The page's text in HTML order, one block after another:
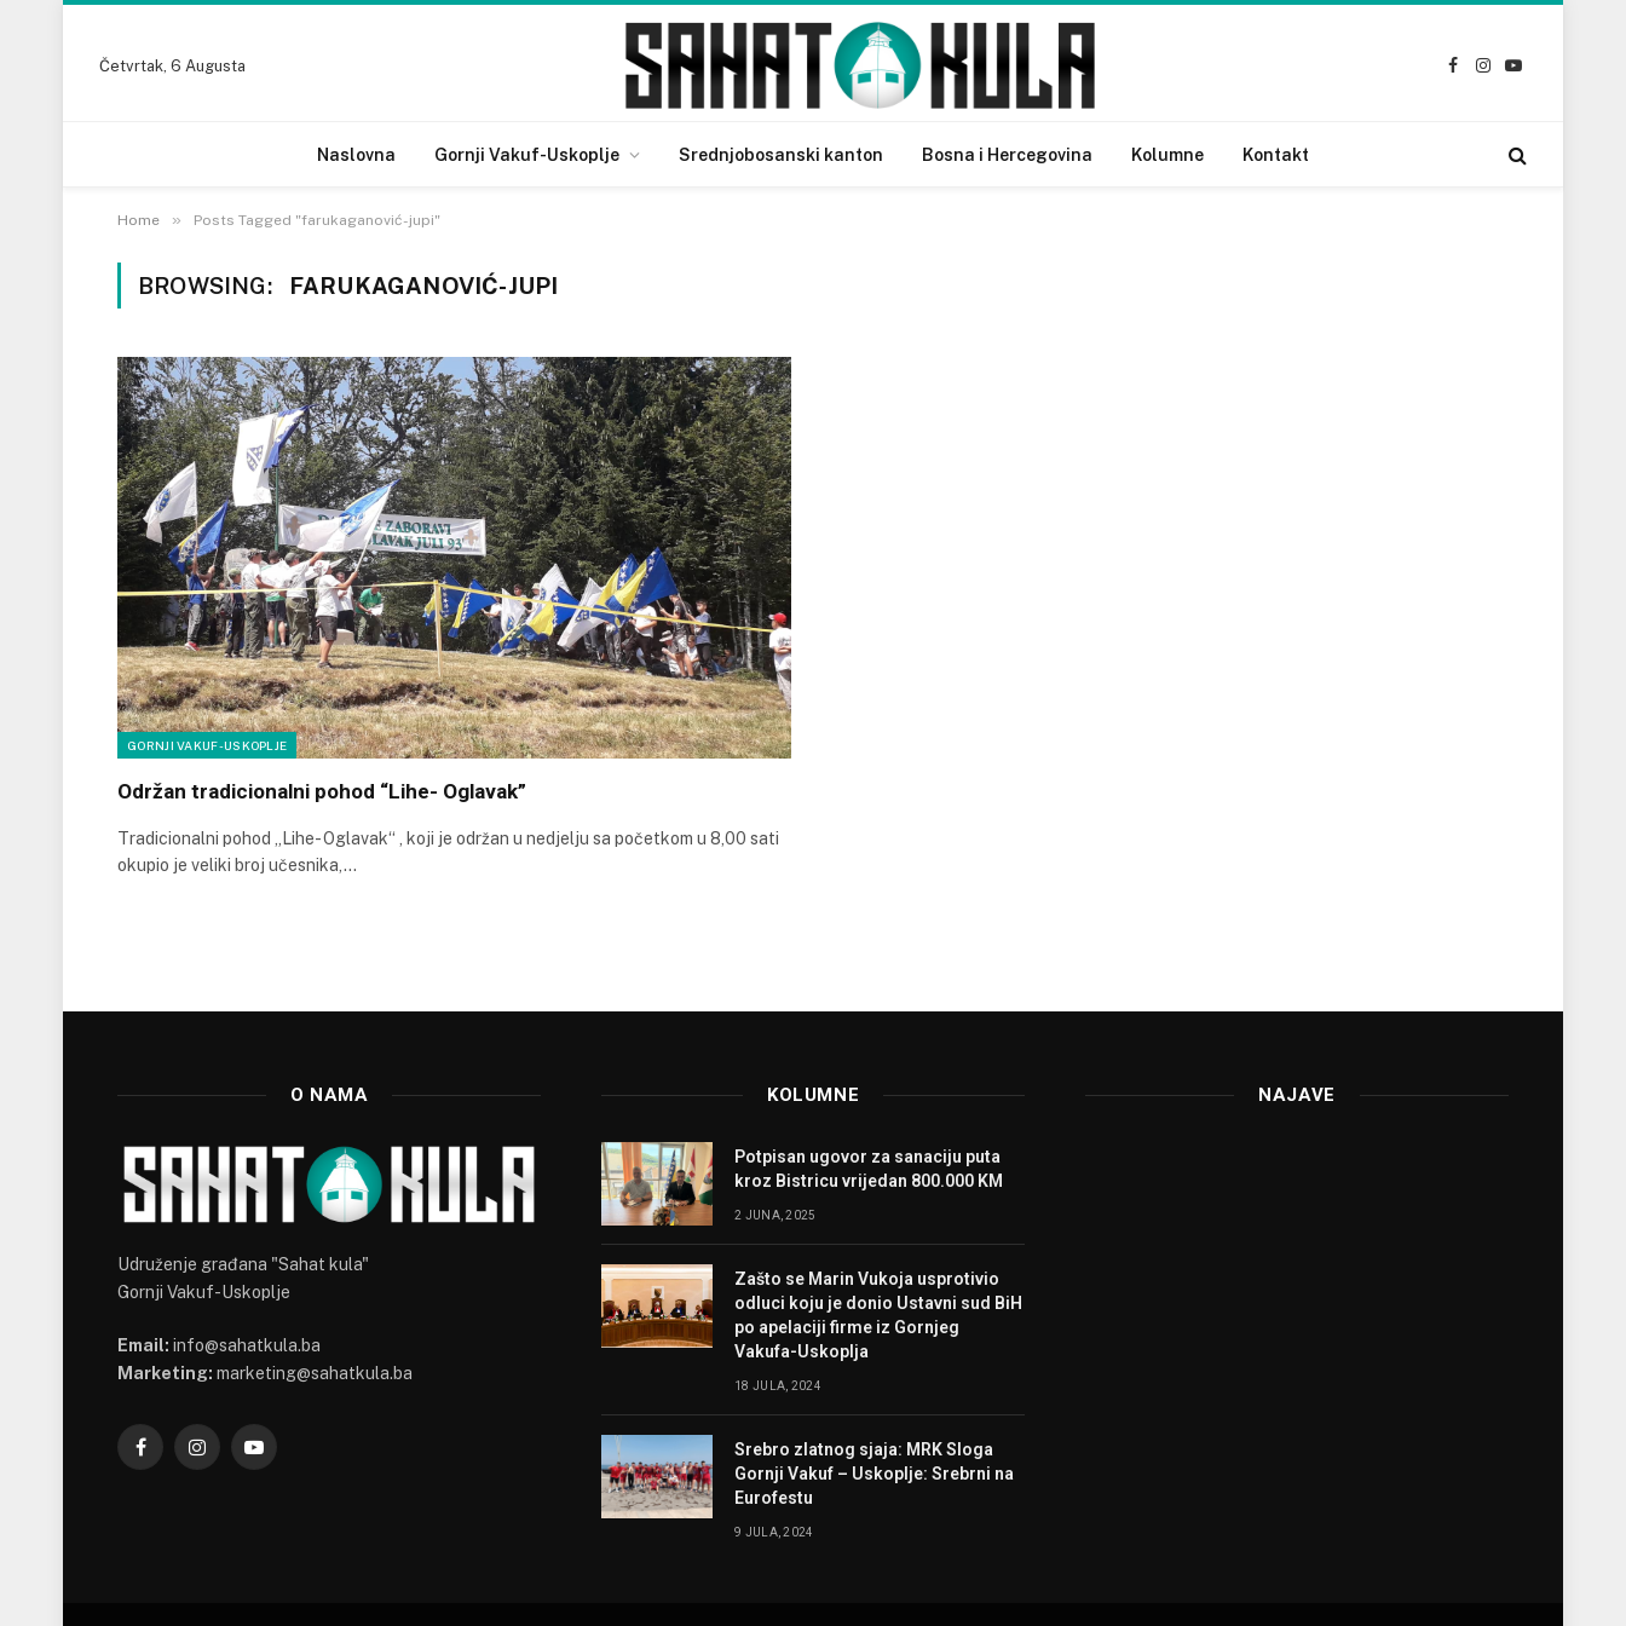
Četvrtak, 6 Augusta
Facebook
Instagram
YouTube
Naslovna Gornji Vakuf-Uskoplje Srednjobosanski kanton Bosna i Hercegovina Kolumne Kontakt
Home » Posts Tagged "farukaganović-jupi"
BROWSING: FARUKAGANOVIĆ-JUPI
GORNJI VAKUF-USKOPLJE
Održan tradicionalni pohod “Lihe- Oglavak”
Tradicionalni pohod „Lihe- Oglavak“ , koji je održan u nedjelju sa početkom u 8,00 sati
okupio je veliki broj učesnika,…
O NAMA
Udruženje građana "Sahat kula"
Gornji Vakuf-Uskoplje
Email: info@sahatkula.ba
Marketing: marketing@sahatkula.ba
FacebookInstagramYouTube
KOLUMNE
Potpisan ugovor za sanaciju puta
kroz Bistricu vrijedan 800.000 KM
2 JUNA, 2025
Zašto se Marin Vukoja usprotivio
odluci koju je donio Ustavni sud BiH
po apelaciji firme iz Gornjeg
Vakufa-Uskoplja
18 JULA, 2024
Srebro zlatnog sjaja: MRK Sloga
Gornji Vakuf – Uskoplje: Srebrni na
Eurofestu
9 JULA, 2024
NAJAVE